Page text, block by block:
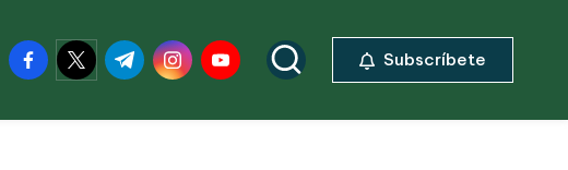
facebook.com
twitter.com
t.me instagram.com
youtube.com Subscríbete